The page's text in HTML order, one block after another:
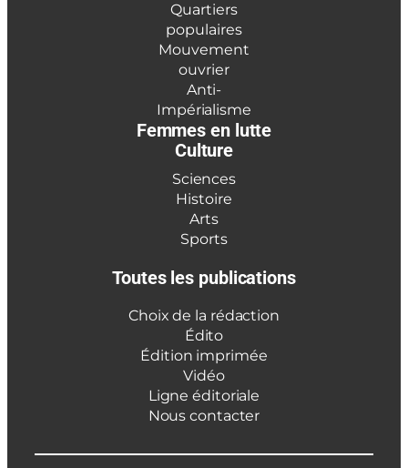
Quartiers
populaires
Mouvement
ouvrier
Anti-
Impérialisme
Femmes en lutte
Culture
Sciences
Histoire
Arts
Sports
Toutes les publications
Choix de la rédaction
Édito
Édition imprimée
Vidéo
Ligne éditoriale
Nous contacter